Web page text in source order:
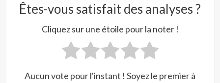
Êtes-vous satisfait des analyses ?
Cliquez sur une étoile pour la noter !
Aucun vote pour l'instant ! Soyez le premier à